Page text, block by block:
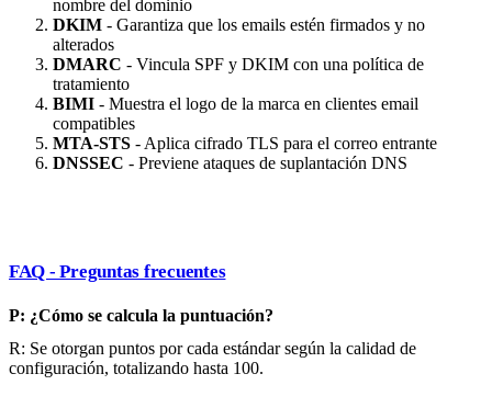
nombre del dominio
DKIM - Garantiza que los emails estén firmados y no
alterados
DMARC - Vincula SPF y DKIM con una política de
tratamiento
BIMI - Muestra el logo de la marca en clientes email
compatibles
MTA-STS - Aplica cifrado TLS para el correo entrante
DNSSEC - Previene ataques de suplantación DNS
FAQ - Preguntas frecuentes
P: ¿Cómo se calcula la puntuación?
R: Se otorgan puntos por cada estándar según la calidad de
configuración, totalizando hasta 100.